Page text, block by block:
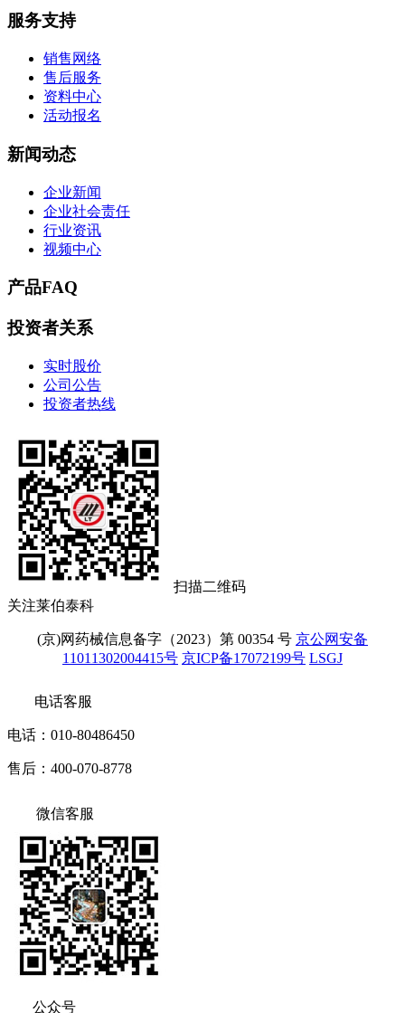
服务支持
销售网络
售后服务
资料中心
活动报名
新闻动态
企业新闻
企业社会责任
行业资讯
视频中心
产品FAQ
投资者关系
实时股价
公司公告
投资者热线
扫描二维码
关注莱伯泰科
(京)网药械信息备字（2023）第 00354 号 京公网安备
11011302004415号 京ICP备17072199号 LSGJ
电话客服
电话：010-80486450
售后：400-070-8778
微信客服
公众号